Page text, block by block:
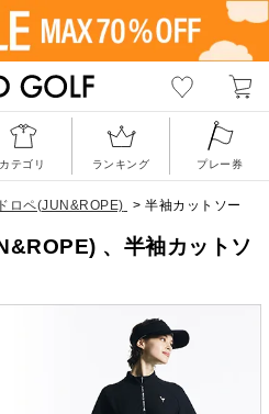
カテゴリ ランキング プレー券
ロペ(JUN&ROPE) > 半袖カットソー
、半袖カットソ